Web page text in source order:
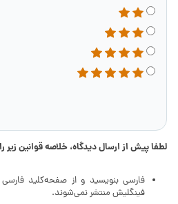
لطفا پیش از ارسال دیدگاه، خلاصه قوانین زیر
فارسی بنویسید و از صفحه‌کلید
فینگلیش منتشر نمی‌شوند.